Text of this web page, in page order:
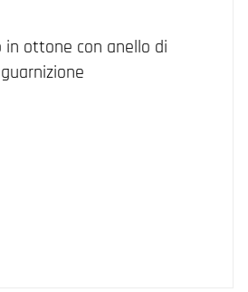
ottone con anello di